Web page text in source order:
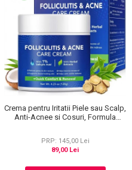
Crema pentru Iritatii Piele sau Scalp,
Anti-Acnee si Cosuri, Formula
PRP: 145,00 Lei
89,00 Lei